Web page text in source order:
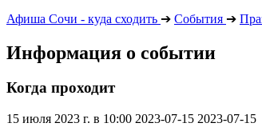
Афиша Сочи - куда сходить ➔ События ➔
Информация о событии
Когда проходит
15 июля 2023 г. в 10:00 2023-07-15 2023-07-15